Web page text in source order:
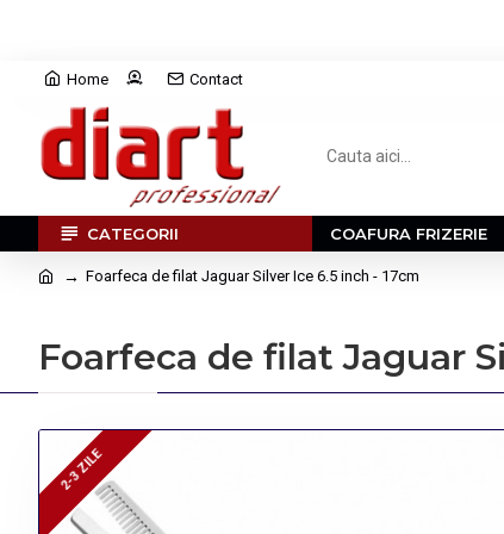
Home Contact
CATEGORII COAFURA FRIZERIE
Foarfeca de filat Jaguar Silver Ice 6.5 inch - 17cm
Foarfeca de filat Jaguar
2-3 ZILE
2-3 ZILE